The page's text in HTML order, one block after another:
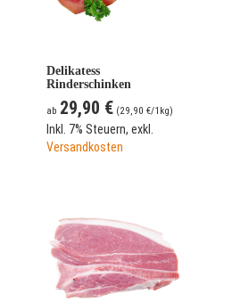
Delikatess
Rinderschinken
"Zwetschgenbames" -
am Stück
ab 29,90 € (29,90 €/1kg)
Inkl. 7% Steuern, exkl.
Versandkosten